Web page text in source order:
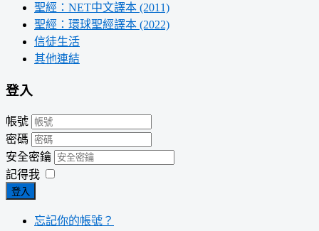
聖經：NET中文譯本 (2011)
聖經：環球聖經譯本 (2022)
信徒生活
其他連結
登入
帳號
密碼
安全密鑰
記得我
登入
忘記你的帳號？